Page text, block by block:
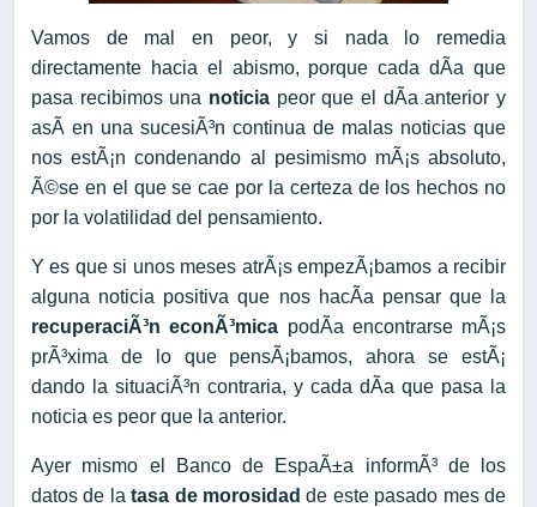
Vamos de mal en peor, y si nada lo remedia
directamente hacia el abismo, porque cada dÃ­a que
pasa recibimos una noticia peor que el dÃ­a anterior y
asÃ­ en una sucesiÃ³n continua de malas noticias que
nos estÃ¡n condenando al pesimismo mÃ¡s absoluto,
Ã©se en el que se cae por la certeza de los hechos no
por la volatilidad del pensamiento.
Y es que si unos meses atrÃ¡s empezÃ¡bamos a recibir
alguna noticia positiva que nos hacÃ­a pensar que la
recuperaciÃ³n econÃ³mica podÃ­a encontrarse mÃ¡s
prÃ³xima de lo que pensÃ¡bamos, ahora se estÃ¡
dando la situaciÃ³n contraria, y cada dÃ­a que pasa la
noticia es peor que la anterior.
Ayer mismo el Banco de EspaÃ±a informÃ³ de los
datos de la tasa de morosidad de este pasado mes de